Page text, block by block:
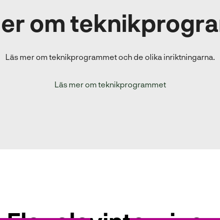
om
Läs mer om teknikprogrammet och de olika inriktningarna.
Läs mer om teknikprogrammet